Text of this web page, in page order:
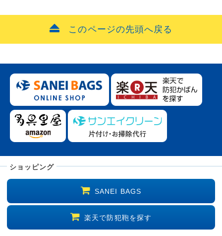
このページの先頭へ戻る
ショッピング
SANEI BAGS
楽天で防犯鞄を探す